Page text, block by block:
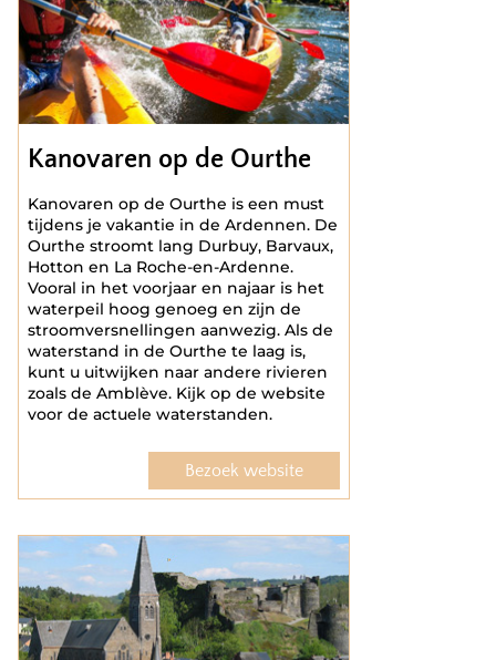
Kanovaren op de Ourthe
Kanovaren op de Ourthe is een must
tijdens je vakantie in de Ardennen. De
Ourthe stroomt lang Durbuy, Barvaux,
Hotton en La Roche-en-Ardenne.
Vooral in het voorjaar en najaar is het
waterpeil hoog genoeg en zijn de
stroomversnellingen aanwezig. Als de
waterstand in de Ourthe te laag is,
kunt u uitwijken naar andere rivieren
zoals de Amblève. Kijk op de website
voor de actuele waterstanden.
Bezoek website